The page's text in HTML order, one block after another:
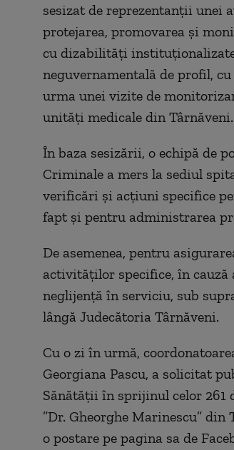
sesizat de reprezentanţii
protejarea, promovarea şi
cu dizabilităţi
neguvernamentală de profil,
urma unei vizite de
unităţi medicale din Târnăveni.
În baza sesizării, o echipă de
Criminale a mers la sediul
verificări şi acţiuni specifice
fapt şi pentru administrarea
De asemenea, pentru
activităţilor specifice, în
neglijenţă în serviciu, sub
lângă Judecătoria Târnăveni.
Cu o zi în urmă,
Georgiana Pascu, a solicitat
Sănătăţii în sprijinul celor
”Dr. Gheorghe Marinescu”
o postare pe pagina sa de